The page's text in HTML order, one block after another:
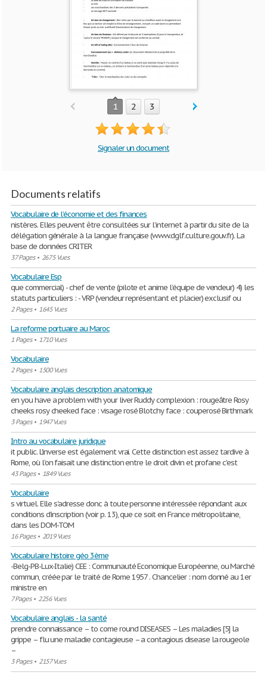
1 2 3
Signaler un document
Documents relatifs
Vocabulaire de l’économie et des finances
nistères. Elles peuvent être consultées sur l’internet à partir du site de la
délégation générale à la langue française (www.dglf.culture.gouv.fr). La
base de données CRITER
37 Pages• 2675 Vues
Vocabulaire Esp
que commercial) - chef de vente (pilote et anime l’équipe de vendeur) 4) les
statuts particuliers : - VRP (vendeur représentant et placier) exclusif ou
2 Pages• 1645 Vues
La reforme portuaire au Maroc
1 Pages• 1710 Vues
Vocabulaire
2 Pages• 1500 Vues
Vocabulaire anglais description anatomique
en you have a problem with your liver Ruddy complexion : rougeâtre Rosy
cheeks rosy cheeked face : visage rosé Blotchy face : couperosé Birthmark
3 Pages• 1947 Vues
Intro au vocabulaire juridique
it public. L'inverse est également vrai. Cette distinction est assez tardive à
Rome, où l'on faisait une distinction entre le droit divin et profane c'est
43 Pages• 1849 Vues
Vocabulaire
s virtuel. Elle s'adresse donc à toute personne intéressée répondant aux
conditions d’inscription (voir p. 13), que ce soit en France métropolitaine,
dans les DOM-TOM
16 Pages• 2019 Vues
Vocabulaire histoire géo 3ème
-Belg-PB-Lux-Italie) CEE : Communauté Economique Européenne, ou Marché
commun, créée par le traité de Rome 1957 . Chancelier : nom donné au 1er
ministre en
7 Pages• 2256 Vues
Vocabulaire anglais - la santé
prendre connaissance – to come round DISEASES – Les maladies [5] la
grippe – flu une maladie contagieuse – a contagious disease la rougeole
–
3 Pages• 2157 Vues